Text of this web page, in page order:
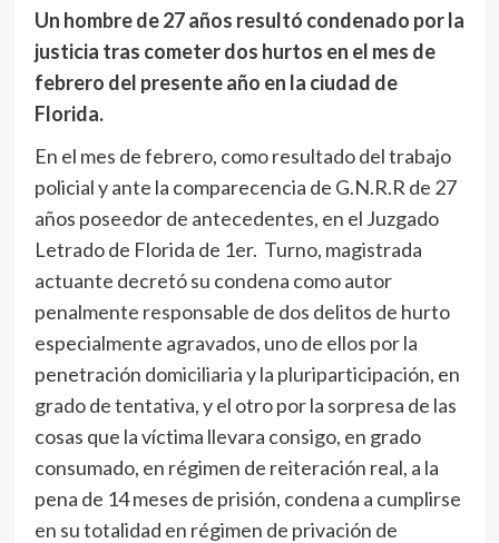
Un hombre de 27 años resultó condenado por la
justicia tras cometer dos hurtos en el mes de
febrero del presente año en la ciudad de
Florida.
En el mes de febrero, como resultado del trabajo
policial y ante la comparecencia de G.N.R.R de 27
años poseedor de antecedentes, en el Juzgado
Letrado de Florida de 1er. Turno, magistrada
actuante decretó su condena como autor
penalmente responsable de dos delitos de hurto
especialmente agravados, uno de ellos por la
penetración domiciliaria y la pluriparticipación, en
grado de tentativa, y el otro por la sorpresa de las
cosas que la víctima llevara consigo, en grado
consumado, en régimen de reiteración real, a la
pena de 14 meses de prisión, condena a cumplirse
en su totalidad en régimen de privación de